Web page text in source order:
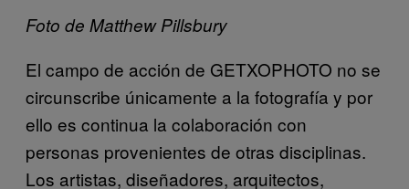
Foto de Matthew Pillsbury
El campo de acción de GETXOPHOTO no se
circunscribe únicamente a la fotografía y por
ello es continua la colaboración con
personas provenientes de otras disciplinas.
Los artistas, diseñadores, arquitectos,